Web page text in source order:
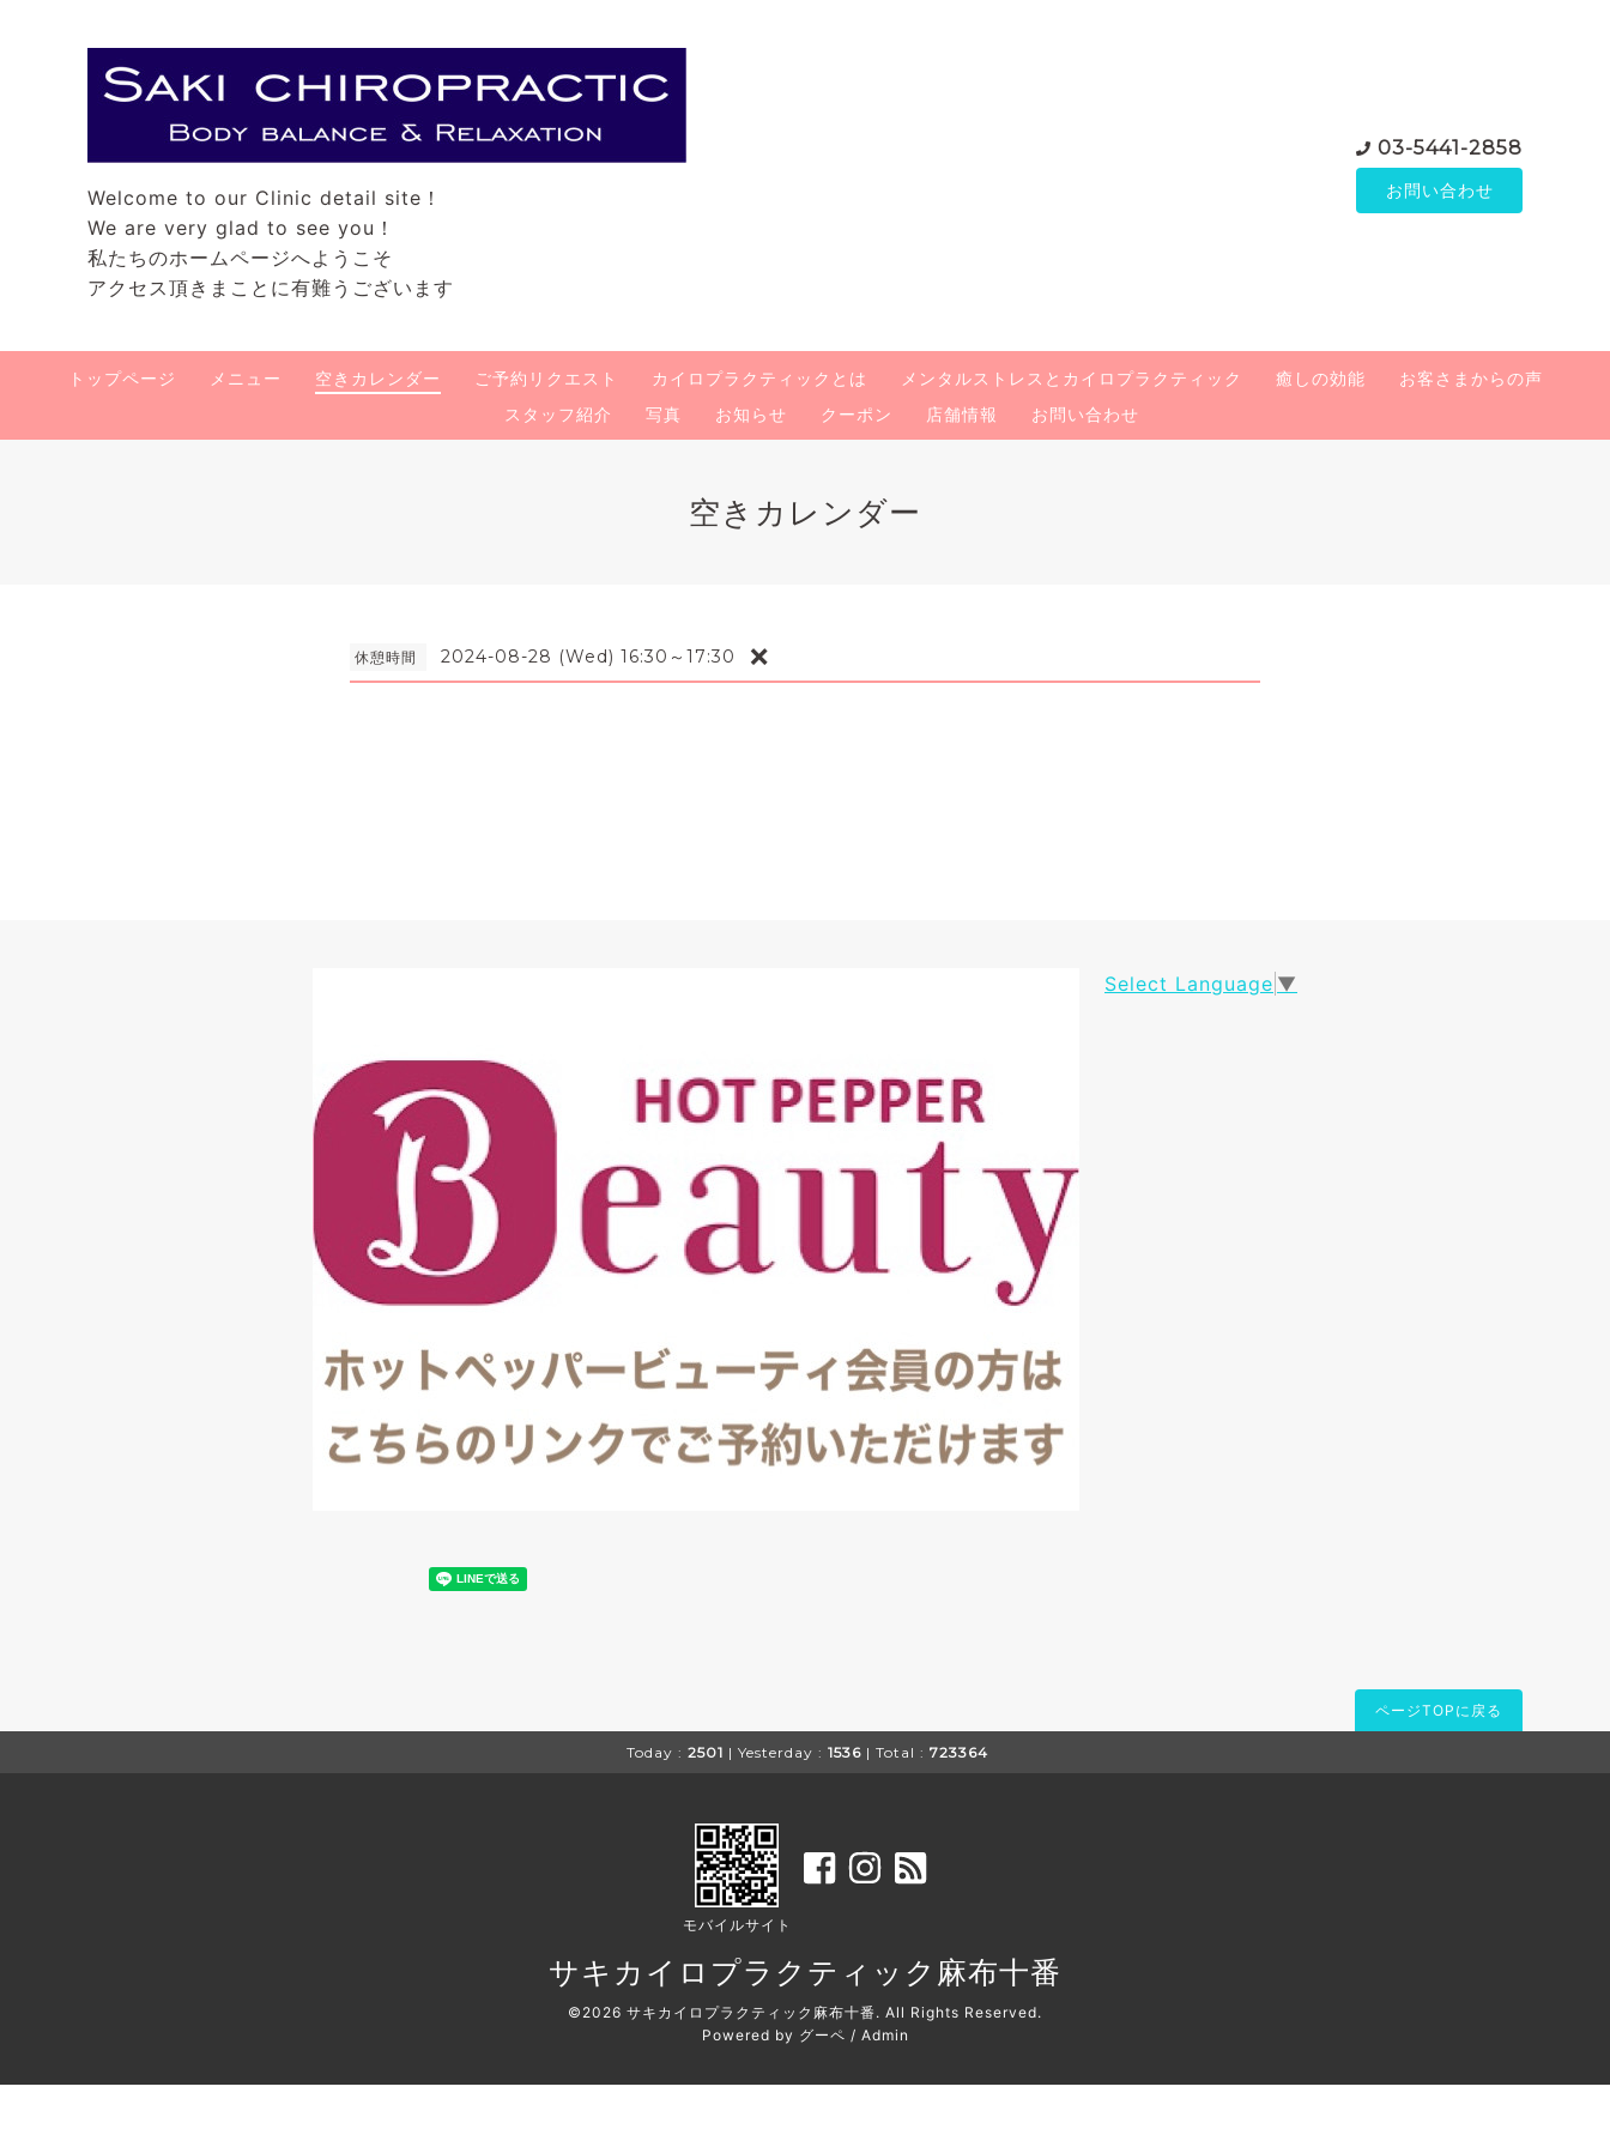
Welcome to our Clinic detail site！
We are very glad to see you！
私たちのホームページへようこそ
アクセス頂きまことに有難うございます
03-5441-2858
お問い合わせ
トップページ メニュー 空きカレンダー ご予約リクエスト カイロプラクティックとは メンタルストレスとカイロプラクティック 癒しの効能
お客さまからの声
スタッフ紹介
写真 お知らせ クーポン 店舗情報 お問い合わせ
空きカレンダー
休憩時間 2024-08-28 (Wed) 16:30～17:30 ❌
Select Language ▼
ページTOPに戻る
Today : 2501 | Yesterday : 1536 | Total : 723364
モバイルサイト
サキカイロプラクティック麻布十番
©2026 サキカイロプラクティック麻布十番 . All Rights Reserved.
Powered by グーペ / Admin